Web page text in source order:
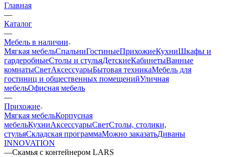
Главная
—
Каталог
—
Мебель в наличии
Мягкая мебельСпальниГостиныеПрихожиеКухниШкафы и
гардеробныеСтолы и стульяДетскиеКабинетыВанные
комнатыСветАксессуарыБытовая техникаМебель для
гостиниц и общественных помещенийУличная
мебельОфисная мебель
—
Прихожие
Мягкая мебельКорпусная
мебельКухниАксессуарыСветСтолы, столики,
стульяСкладская программаМожно заказатьДиваны
INNOVATION
—Скамья с контейнером LARS